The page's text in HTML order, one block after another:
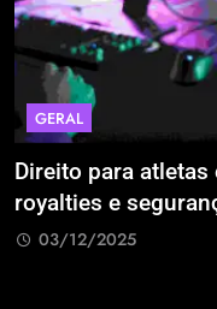
GERAL
Direito para
royalties e
03/12/2025